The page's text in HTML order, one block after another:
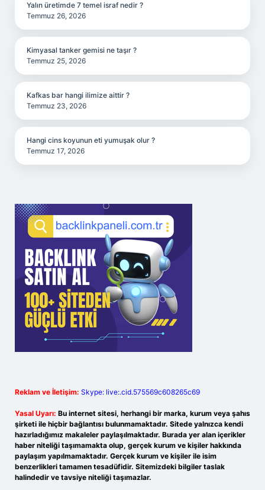
Yalın üretimde 7 temel israf nedir ?
Temmuz 26, 2026
Kimyasal tanker gemisi ne taşır ?
Temmuz 25, 2026
Kafkas bar hangi ilimize aittir ?
Temmuz 23, 2026
Hangi cins koyunun eti yumuşak olur ?
Temmuz 17, 2026
Reklam ve İletişim: Skype: live:.cid.575569c608265c69
Yasal Uyarı: Bu internet sitesi, herhangi bir marka, kurum veya şahıs
şirketi ile hiçbir bağlantısı bulunmamaktadır. Sitede yalnızca kendi
hazırladığımız makaleler paylaşılmaktadır. Burada yer alan içerikler
haber niteliği taşımamakta olup, gerçek kurum ve kişiler hakkında
paylaşım yapılmamaktadır. Gerçek kurum ve kişiler ile isim
benzerlikleri tamamen tesadüfidir. Sitemizdeki bilgiler taslak
halindedir ve tavsiye niteliği taşımazlar.